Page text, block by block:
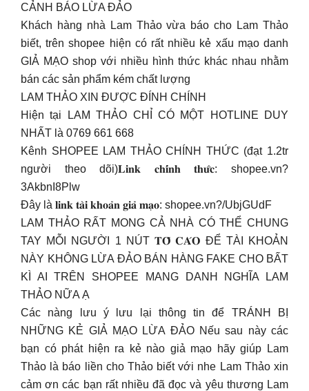
CẢNH BÁO LỪA ĐẢO
Khách hàng nhà Lam Thảo vừa báo cho Lam Thảo
biết, trên shopee hiện có rất nhiều kẻ xấu mạo danh
GIẢ MẠO shop với nhiều hình thức khác nhau nhằm
bán các sản phẩm kém chất lượng
LAM THẢO XIN ĐƯỢC ĐÍNH CHÍNH
Hiện tại LAM THẢO CHỈ CÓ MỘT HOTLINE DUY
NHẤT là 0769 661 668
Kênh SHOPEE LAM THẢO CHÍNH THỨC (đạt 1.2tr
người theo dõi)𝐋𝐢𝐧𝐤 𝐜𝐡𝐢́𝐧𝐡 𝐭𝐡𝐮̛́𝐜: shopee.vn?
3AkbnI8Plw
Đây là 𝐥𝐢𝐧𝐤 𝐭𝐚̀𝐢 𝐤𝐡𝐨𝐚̉𝐧 𝐠𝐢𝐚̉ 𝐦𝐚̣𝐨: shopee.vn?/UbjGUdF
LAM THẢO RẤT MONG CẢ NHÀ CÓ THỂ CHUNG
TAY MỖI NGƯỜI 1 NÚT 𝐓𝐎̂́ 𝐂𝐀́𝐎 ĐỂ TÀI KHOẢN
NÀY KHÔNG LỪA ĐẢO BÁN HÀNG FAKE CHO BẤT
KÌ AI TRÊN SHOPEE MANG DANH NGHĨA LAM
THẢO NỮA Ạ
Các nàng lưu ý lưu lại thông tin để TRÁNH BỊ
NHỮNG KẺ GIẢ MẠO LỪA ĐẢO Nếu sau này các
bạn có phát hiện ra kẻ nào giả mạo hãy giúp Lam
Thảo là báo liền cho Thảo biết với nhe Lam Thảo xin
cảm ơn các bạn rất nhiều đã đọc và yêu thương Lam